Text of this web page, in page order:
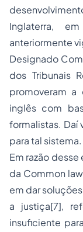
Inglaterra,
anteriormente
Designado
dos Tribunais
promoveram a
inglês com
formalistas. Daí
para tal sistema.
Em razão
da Common law
em dar
a justiça[7],
insuficiente